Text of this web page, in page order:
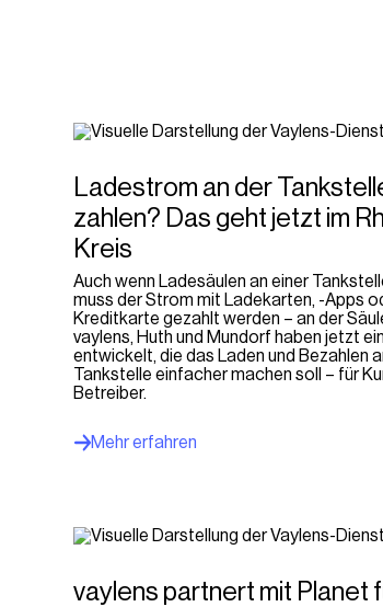
Ladestrom an der
zahlen? Das geht jetzt im
Kreis
Auch wenn Ladesäulen an einer
muss der Strom mit Ladekarten, -Apps
Kreditkarte gezahlt werden – an der
vaylens, Huth und Mundorf haben jetzt
entwickelt, die das Laden und Bezahlen
Tankstelle einfacher machen soll – für
Betreiber.
Mehr erfahren
vaylens partnert mit Planet